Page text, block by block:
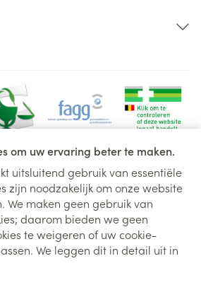
om uw ervaring beter te maken.
uitsluitend gebruik van essentiële
zijn noodzakelijk om onze website
We maken geen gebruik van
daarom bieden we geen
te weigeren of uw cookie-
We leggen dit in detail uit in